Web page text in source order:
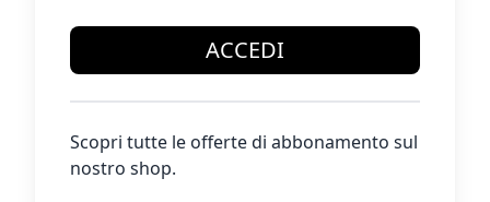
ACCEDI
Scopri tutte le offerte di abbonamento sul
nostro shop.